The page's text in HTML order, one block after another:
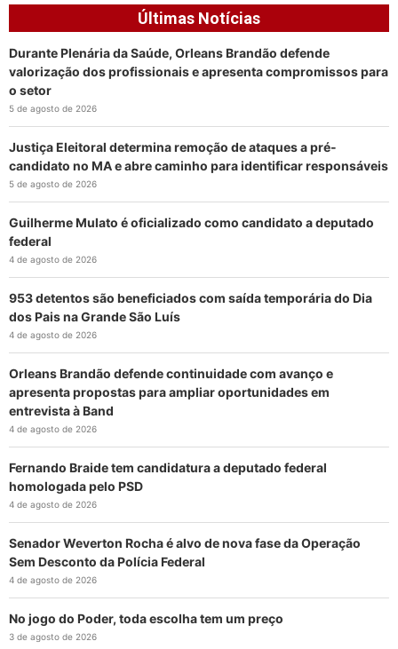
Últimas Notícias
Durante Plenária da Saúde, Orleans Brandão defende
valorização dos profissionais e apresenta compromissos para
o setor
5 de agosto de 2026
Justiça Eleitoral determina remoção de ataques a pré-
candidato no MA e abre caminho para identificar responsáveis
5 de agosto de 2026
Guilherme Mulato é oficializado como candidato a deputado
federal
4 de agosto de 2026
953 detentos são beneficiados com saída temporária do Dia
dos Pais na Grande São Luís
4 de agosto de 2026
Orleans Brandão defende continuidade com avanço e
apresenta propostas para ampliar oportunidades em
entrevista à Band
4 de agosto de 2026
Fernando Braide tem candidatura a deputado federal
homologada pelo PSD
4 de agosto de 2026
Senador Weverton Rocha é alvo de nova fase da Operação
Sem Desconto da Polícia Federal
4 de agosto de 2026
No jogo do Poder, toda escolha tem um preço
3 de agosto de 2026